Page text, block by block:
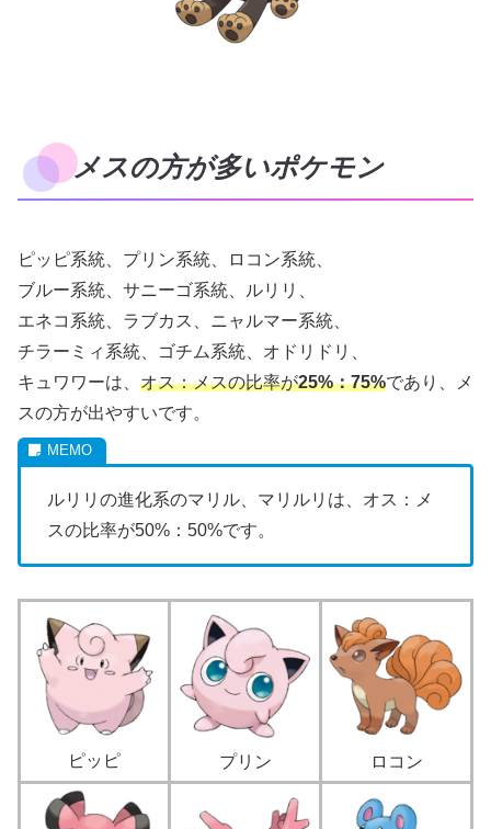
メスの方が多いポケモン
ピッピ系統、プリン系統、ロコン系統、
ブルー系統、サニーゴ系統、ルリリ、
エネコ系統、ラブカス、ニャルマー系統、
チラーミィ系統、ゴチム系統、オドリドリ、
キュワワーは、 オス：メスの比率が25%：75%であり、メ
スの方が出やすいです。
ルリリの進化系のマリル、マリルリは、オス：メ
スの比率が50%：50%です。
ピッピ プリン ロコン